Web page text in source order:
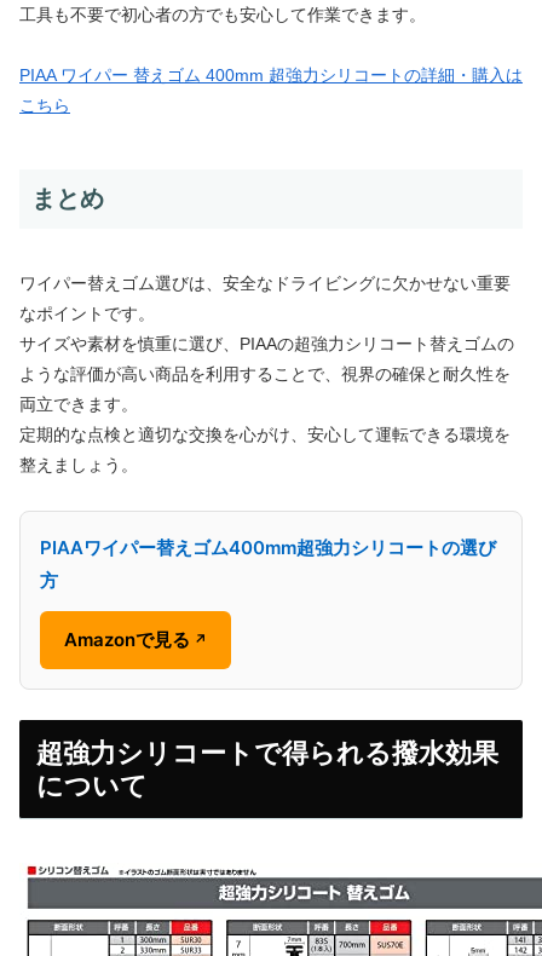
工具も不要で初心者の方でも安心して作業できます。
PIAA ワイパー 替えゴム 400mm 超強力シリコートの詳細・購入は
こちら
まとめ
ワイパー替えゴム選びは、安全なドライビングに欠かせない重要
なポイントです。
サイズや素材を慎重に選び、PIAAの超強力シリコート替えゴムの
ような評価が高い商品を利用することで、視界の確保と耐久性を
両立できます。
定期的な点検と適切な交換を心がけ、安心して運転できる環境を
整えましょう。
PIAAワイパー替えゴム400mm超強力シリコートの選び
方
Amazonで見る ↗
超強力シリコートで得られる撥水効果
について